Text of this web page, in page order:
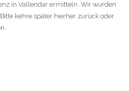
in Vallendar ermitteln. Wir wurden
kehre später hierher zurück oder